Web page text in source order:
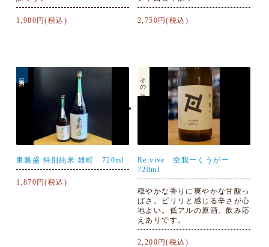
1,980円(税込) 2,750円(税込)
東魁盛 特別純米 雄町 720ml
1,870円(税込)
その他
Re:vive 空我ーくうがー
720ml
穏やかな香りに爽やかな甘酸っ
ぱさ。ピリリと感じる辛さが心
地よい。低アルの原酒、飲み応
えありです。
2,200円(税込)